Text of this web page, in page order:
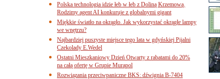
Polska technologia idzie łeb w łeb z Doliną Krzemową.
Rodzimy agent AI konkuruje z globalnymi gigant
Miękkie światło na okrągło. Jak wykorzystać okrągłe lampy
we wnętrzu?
Najbardziej puszyste miejsce tego lata w gdyńskiej Pijalni
Czekolady E.Wedel
Ostatni Mieszkaniowy Dzień Otwarty z rabatami do 20%
na całą ofertę w Grupie Murapol
Rozwiązania przeciwpaniczne BKS: dźwignia B-7404